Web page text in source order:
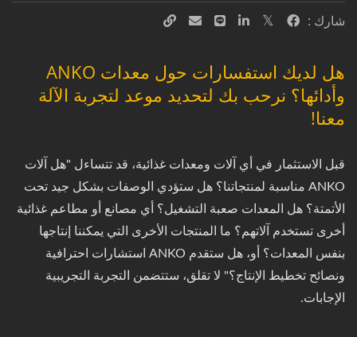
شارك :
هل لديك استفسارات حول معدات ANKO
وأدائها؟ نرحب بك لتحديد موعد لتجربة الآلة
معنا!
قبل الاستثمار في أي آلات ومعدات غذائية، قد تتساءل "هل آلات
ANKO مناسبة لمنتجاتنا؟ هل ستؤدي الوصفات بشكل جيد تحت
الأتمتة؟ هل المعدات صعبة التشغيل؟ أي مصانع أو مطاعم غذائية
أخرى تستخدم آلاتهم؟ ما المنتجات الأخرى التي يمكننا إنتاجها
بنفس المعدات؟ أو، هل ستقدم ANKO استشارات احترافية
ونصائح تخطيط الإنتاج؟" لا تقلق، ستتضمن التجربة التجريبية
الإجابات.